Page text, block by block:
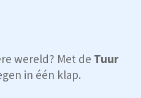
wereld? Met de Tuur
in één klap.